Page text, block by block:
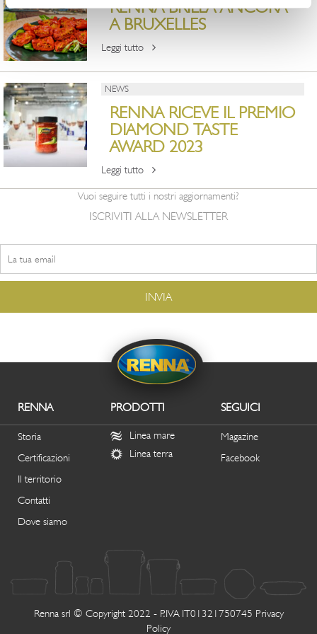
RENNA BRILLA ANCORA
A BRUXELLES
Leggi tutto
NEWS
RENNA RICEVE IL PREMIO
DIAMOND TASTE
AWARD 2023
Leggi tutto
Vuoi seguire tutti i nostri aggiornamenti?
ISCRIVITI ALLA NEWSLETTER
RENNA
Storia
Certificazioni
Il territorio
Contatti
Dove siamo
PRODOTTI
Linea mare
Linea terra
SEGUICI
Magazine
Facebook
Renna srl © Copyright 2022 - P.IVA IT01321750745 Privacy
Policy